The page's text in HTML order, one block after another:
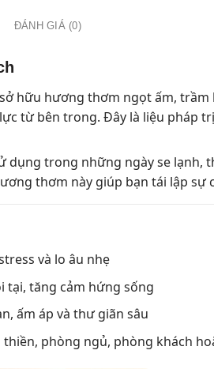
ĐÁNH GIÁ (0)
sở hữu hương thơm ngọt ấm, trầm
từ bên trong. Đây là liệu pháp
dụng trong những ngày se lạnh,
thơm này giúp bạn tái lập
và lo âu nhẹ
tại, tăng cảm hứng sống
ấm áp và thư giãn sâu
phòng ngủ, phòng khách